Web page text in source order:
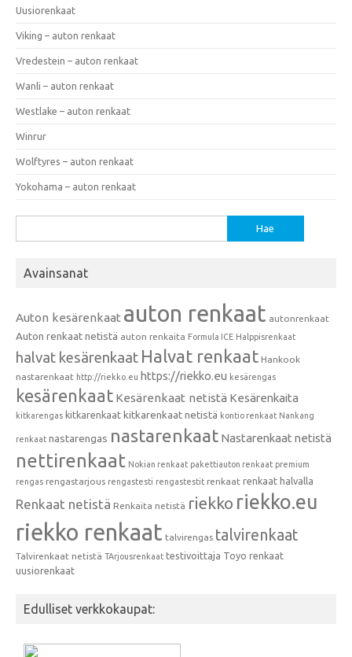
Uusiorenkaat
Viking – auton renkaat
Vredestein – auton renkaat
Wanli – auton renkaat
Westlake – auton renkaat
Winrur
Wolftyres – auton renkaat
Yokohama – auton renkaat
Avainsanat
Auton kesärenkaat auton renkaat autonrenkaat
Auton renkaat netistä auton renkaita Formula ICE Halppisrenkaat
halvat kesärenkaat Halvat renkaat Hankook
nastarenkaat http://riekko.eu https://riekko.eu kesärengas
kesärenkaat Kesärenkaat netistä Kesärenkaita
kitkarengas kitkarenkaat kitkarenkaat netistä kontio renkaat Nankang
renkaat nastarengas nastarenkaat Nastarenkaat netistä
nettirenkaat Nokian renkaat pakettiauton renkaat premium
rengas rengastarjous rengastesti rengastestit renkaat renkaat halvalla
Renkaat netistä Renkaita netistä riekko riekko.eu
riekko renkaat talvirengas talvirenkaat
Talvirenkaat netistä TArjousrenkaat testivoittaja Toyo renkaat
uusiorenkaat
Edulliset verkkokaupat: